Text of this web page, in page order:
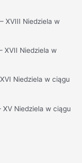
XVIII Niedziela w
XVII Niedziela w
Niedziela w ciągu
XV Niedziela w ciągu